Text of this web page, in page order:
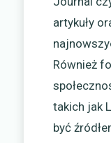
artykuły
Również
takich jak
być